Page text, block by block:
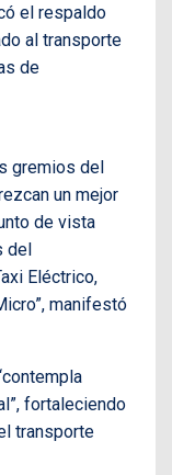
el respaldo
al transporte
de
gremios del
un mejor
de vista
del
Eléctrico,
manifestó
fortaleciendo
transporte